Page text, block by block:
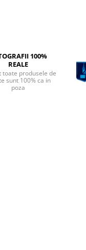
100%
REALE
toate produsele de
sunt 100% ca in
poza